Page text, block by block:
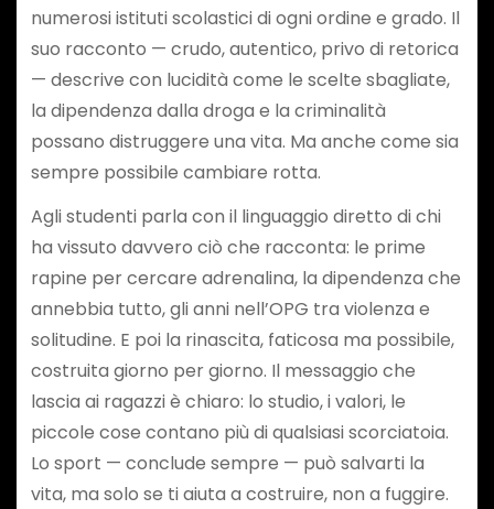
numerosi istituti scolastici di ogni ordine e grado. Il
suo racconto — crudo, autentico, privo di retorica
— descrive con lucidità come le scelte sbagliate,
la dipendenza dalla droga e la criminalità
possano distruggere una vita. Ma anche come sia
sempre possibile cambiare rotta.
Agli studenti parla con il linguaggio diretto di chi
ha vissuto davvero ciò che racconta: le prime
rapine per cercare adrenalina, la dipendenza che
annebbia tutto, gli anni nell’OPG tra violenza e
solitudine. E poi la rinascita, faticosa ma possibile,
costruita giorno per giorno. Il messaggio che
lascia ai ragazzi è chiaro: lo studio, i valori, le
piccole cose contano più di qualsiasi scorciatoia.
Lo sport — conclude sempre — può salvarti la
vita, ma solo se ti aiuta a costruire, non a fuggire.